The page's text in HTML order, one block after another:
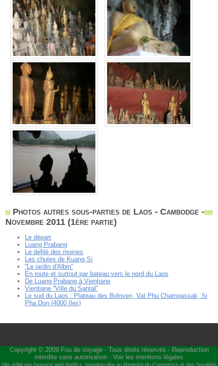
Photos autres sous-parties de Laos - Cambodge -
Novembre 2011 (1ère partie)
Le départ
Luang Prabang
Le defilé des moines
Les chutes de Kuang Si
''Le jardin d'Albin''
En route et surtout par bateau vers le nord du Laos
De Luang Prabang à Vientiane
Vientiane ''Ville du Santal''
Le sud du Laos : Plateau des Boloven, Vat Phu Champassak, Si
Pha Don (4000 îles)
Copyright © 2009 Fou de voyage- Tous droits réservés - Reproduction
interdite sans autorisation - Voir les mentions légales
Site édité par l'agence web Netfizz , immatriculée au Registre du Commerce et des Sociétés